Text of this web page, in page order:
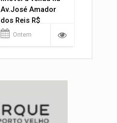
Av.José Amador
dos Reis R$
1.400.000
Ontem